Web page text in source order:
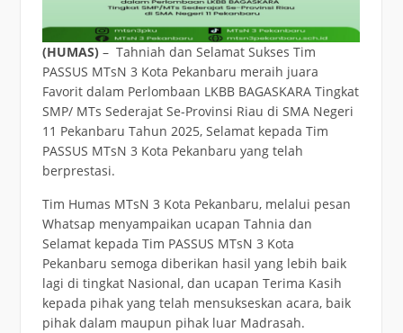
(HUMAS)– Tahniah dan Selamat Sukses Tim
PASSUS MTsN 3 Kota Pekanbaru meraih juara
Favorit dalam Perlombaan LKBB BAGASKARA Tingkat
SMP/ MTs Sederajat Se-Provinsi Riau di SMA Negeri
11 Pekanbaru Tahun 2025, Selamat kepada Tim
PASSUS MTsN 3 Kota Pekanbaru yang telah
berprestasi.
Tim Humas MTsN 3 Kota Pekanbaru, melalui pesan
Whatsap menyampaikan ucapan Tahnia dan
Selamat kepada Tim PASSUS MTsN 3 Kota
Pekanbaru semoga diberikan hasil yang lebih baik
lagi di tingkat Nasional, dan ucapan Terima Kasih
kepada pihak yang telah mensukseskan acara, baik
pihak dalam maupun pihak luar Madrasah.